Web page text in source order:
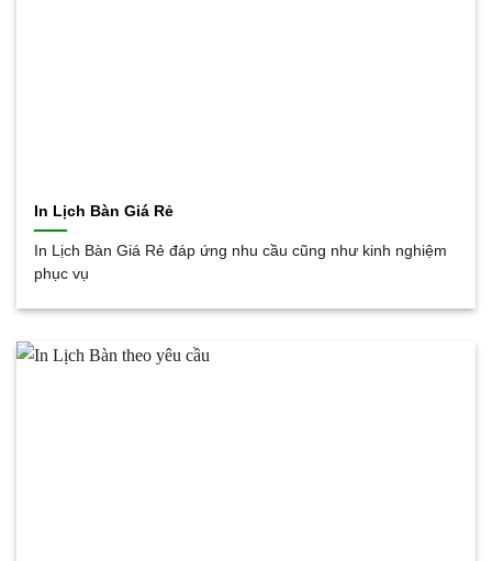
In Lịch Bàn Giá Rẻ
In Lịch Bàn Giá Rẻ đáp ứng nhu cầu cũng như kinh nghiệm
phục vụ